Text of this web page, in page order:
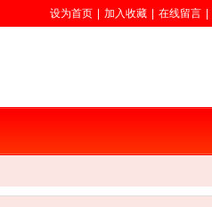
设为首页 加入收藏 在线留言